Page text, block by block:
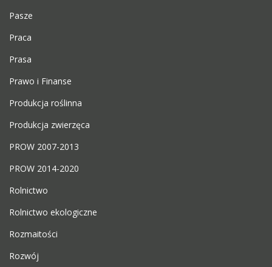
Pasze
Praca
Prasa
Prawo i Finanse
Produkcja roślinna
Produkcja zwierzęca
PROW 2007-2013
PROW 2014-2020
Rolnictwo
Rolnictwo ekologiczne
Rozmaitości
Rozwój